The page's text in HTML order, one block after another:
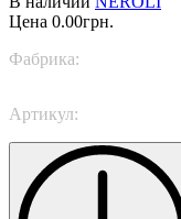
Цена 0.00грн.
Фабрика:
Артикул: